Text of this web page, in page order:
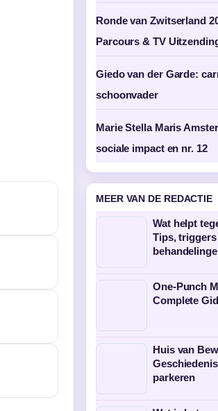
Ronde van Zwitserland
Parcours & TV
Giedo van der Garde:
schoonvader
Marie Stella Maris
sociale impact en nr. 12
MEER VAN DE REDACTIE
Wat helpt
Tips, triggers
One-Punch
Complete
Huis van
parkeren